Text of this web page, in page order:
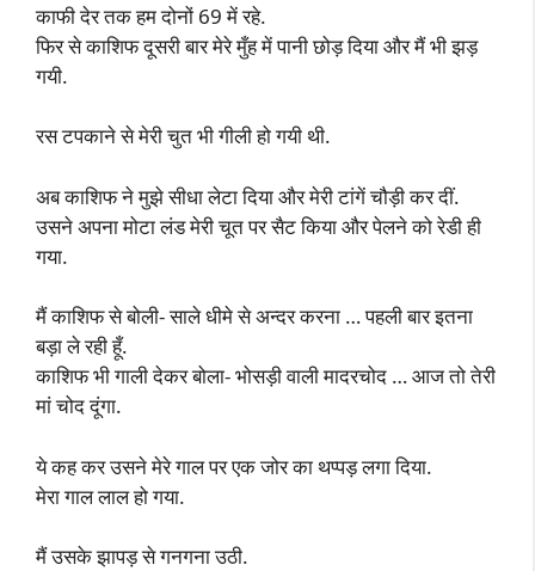
काफी देर तक हम दोनों 69 में रहे.
फिर से काशिफ दूसरी बार मेरे मुँह में पानी छोड़ दिया और मैं भी झड़
गयी.
रस टपकाने से मेरी चुत भी गीली हो गयी थी.
अब काशिफ ने मुझे सीधा लेटा दिया और मेरी टांगें चौड़ी कर दीं.
उसने अपना मोटा लंड मेरी चूत पर सैट किया और पेलने को रेडी ही
गया.
मैं काशिफ से बोली- साले धीमे से अन्दर करना … पहली बार इतना
बड़ा ले रही हूँ.
काशिफ भी गाली देकर बोला- भोसड़ी वाली मादरचोद … आज तो तेरी
मां चोद दूंगा.
ये कह कर उसने मेरे गाल पर एक जोर का थप्पड़ लगा दिया.
मेरा गाल लाल हो गया.
मैं उसके झापड़ से गनगना उठी.